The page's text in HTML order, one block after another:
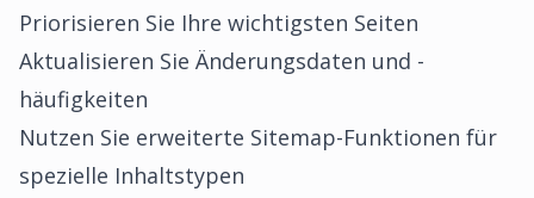
Priorisieren Sie Ihre wichtigsten Seiten
Aktualisieren Sie Änderungsdaten und -
häufigkeiten
Nutzen Sie erweiterte Sitemap-Funktionen für
spezielle Inhaltstypen